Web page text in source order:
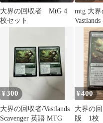
大界の回収者 MtG 4
枚セット
mtg 大
Vastlands
¥300
大界の回収者/Vastlands
Scavenger 英語 MTG
¥400
大界の
版 1枚